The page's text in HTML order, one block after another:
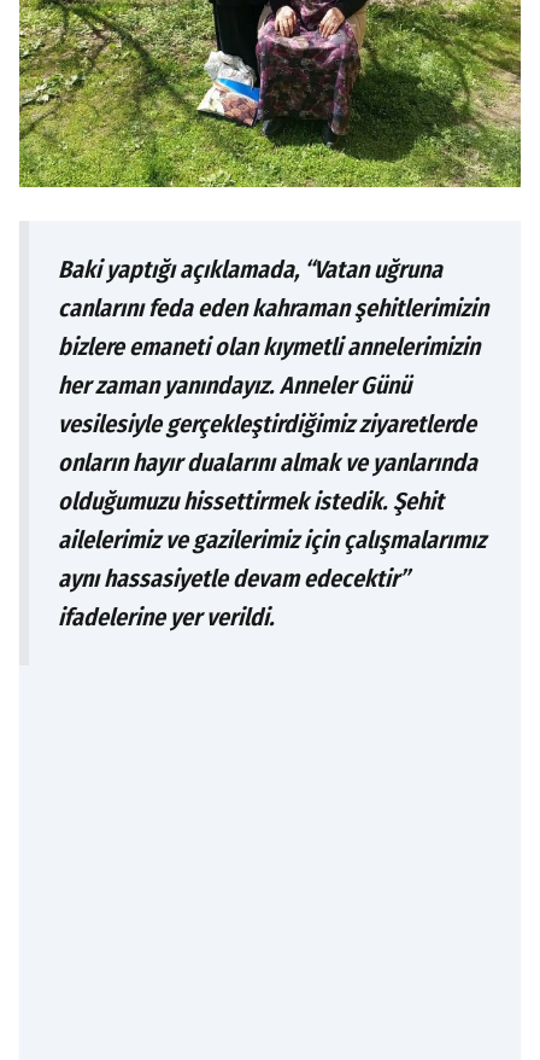
Baki yaptığı açıklamada, “Vatan uğruna
canlarını feda eden kahraman şehitlerimizin
bizlere emaneti olan kıymetli annelerimizin
her zaman yanındayız. Anneler Günü
vesilesiyle gerçekleştirdiğimiz ziyaretlerde
onların hayır dualarını almak ve yanlarında
olduğumuzu hissettirmek istedik. Şehit
ailelerimiz ve gazilerimiz için çalışmalarımız
aynı hassasiyetle devam edecektir”
ifadelerine yer verildi.